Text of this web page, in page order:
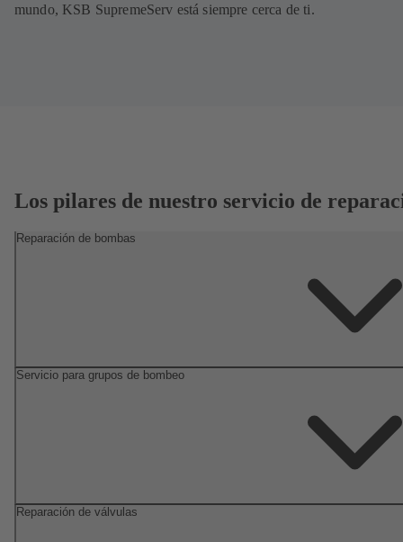
mundo, KSB SupremeServ está siempre cerca de ti.
Los pilares de nuestro servicio de
Reparación de bombas
Servicio para grupos de bombeo
Reparación de válvulas